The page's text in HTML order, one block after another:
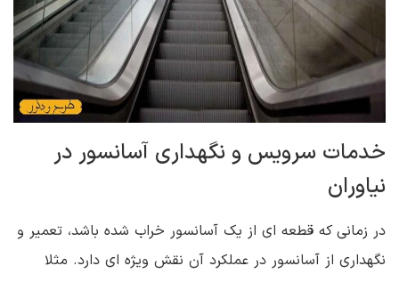
خدمات سرویس و نگهداری آسانسور در
نیاوران
در زمانی که قطعه ای از یک آسانسور خراب شده باشد، تعمیر و
نگهداری از آسانسور در عملکرد آن نقش ویژه ای دارد. مثلا